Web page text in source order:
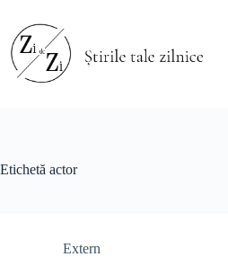
conținut
Etichetă actor
Extern